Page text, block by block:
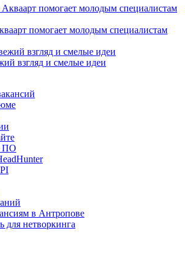
помогает молодым специалистам
взгляд и смелые идеи
ПО
в Антропове
для нетворкинга